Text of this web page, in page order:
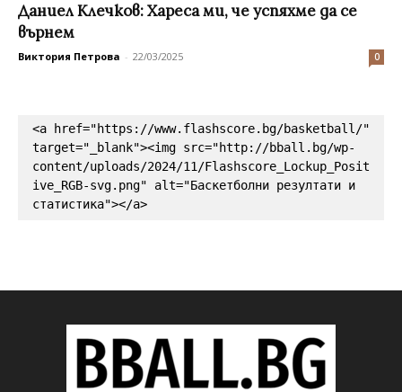
Даниел Клечков: Хареса ми, че успяхме да се
върнем
Виктория Петрова - 22/03/2025 0
<a href="https://www.flashscore.bg/basketball/"
target="_blank"><img src="http://bball.bg/wp-
content/uploads/2024/11/Flashscore_Lockup_Posit
ive_RGB-svg.png" alt="Баскетболни резултати и
статистика"></a>